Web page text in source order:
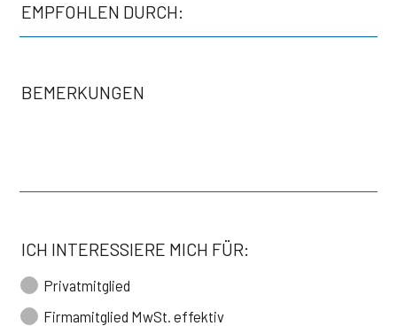
EMPFOHLEN DURCH:
BEMERKUNGEN
ICH INTERESSIERE MICH FÜR:
Privatmitglied
Firmamitglied MwSt. effektiv